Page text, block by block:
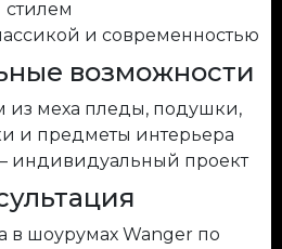
стилем
и современностью
возможности
из меха пледы, подушки,
и предметы интерьера
индивидуальный проект
в шоурумах Wanger по